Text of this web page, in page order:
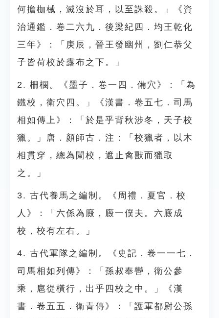
何擔枷械，滅沒於耳，以至誅殺。」《資
治通鑑．卷二六九．後梁紀四．均王乾化
三年》：「庚辰，晉王發幽州，劉仁恭父
子皆荷校於露布之下。」
2. 柵欄。《墨子．卷一四．備穴》：「為
鐵校，衛穴四。」《漢書．卷五七．司馬
相如傳上》：「於是乎背秋涉冬，天子校
獵。」唐．顏師古．注：「校獵者，以木
相貫穿，總為闌校，遮止禽獸而獵取
之。」
3. 古代養馬之編制。《周禮．夏官．校
人》：「六係為廄，廄一僕夫。六廄成
校，校有左右。」
4. 古代軍隊之編制。《史記．卷一一七．
司馬相如列傳》：「孫叔奉轡，衛公參
乘，扈從橫行，出乎四校之中。」《漢
書．卷五五．衛青傳》：「護軍都尉公孫